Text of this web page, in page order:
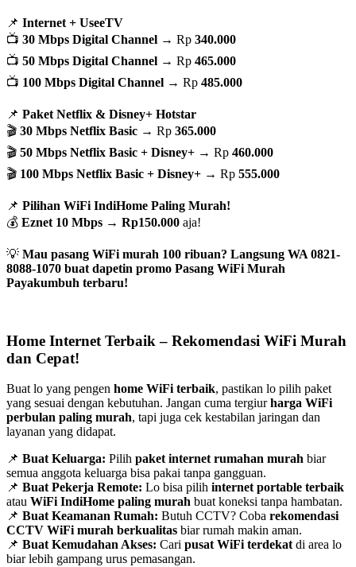
📌 Internet + UseeTV
📺 30 Mbps Digital Channel → Rp 340.000
📺 50 Mbps Digital Channel → Rp 465.000
📺 100 Mbps Digital Channel → Rp 485.000
📌 Paket Netflix & Disney+ Hotstar
🎬 30 Mbps Netflix Basic → Rp 365.000
🎬 50 Mbps Netflix Basic + Disney+ → Rp 460.000
🎬 100 Mbps Netflix Basic + Disney+ → Rp 555.000
📌 Pilihan WiFi IndiHome Paling Murah!
💰 Eznet 10 Mbps → Rp150.000 aja!
💡 Mau pasang WiFi murah 100 ribuan? Langsung WA 0821-
8088-1070 buat dapetin promo Pasang WiFi Murah
Payakumbuh terbaru!
Home Internet Terbaik – Rekomendasi WiFi Murah
dan Cepat!
Buat lo yang pengen home WiFi terbaik, pastikan lo pilih paket
yang sesuai dengan kebutuhan. Jangan cuma tergiurharga WiFi
perbulan paling murah, tapi juga cek kestabilan jaringan dan
layanan yang didapat.
📌 Buat Keluarga: Pilih paket internet rumahan murah biar
semua anggota keluarga bisa pakai tanpa gangguan.
📌 Buat Pekerja Remote: Lo bisa pilih internet portable terbaik
atau WiFi IndiHome paling murah buat koneksi tanpa hambatan.
📌 Buat Keamanan Rumah: Butuh CCTV? Coba rekomendasi
CCTV WiFi murah berkualitas biar rumah makin aman.
📌 Buat Kemudahan Akses: Cari pusat WiFi terdekat di area lo
biar lebih gampang urus pemasangan.